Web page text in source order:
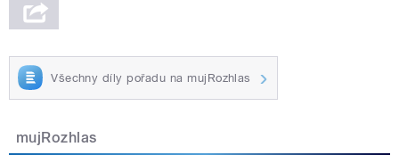
Všechny díly pořadu na mujRozhlas
mujRozhlas